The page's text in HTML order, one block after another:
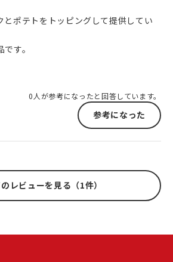
とポテトをトッピングして提供してい
す。
0人が参考になったと回答しています。
参考になった
レビューを見る（1件）